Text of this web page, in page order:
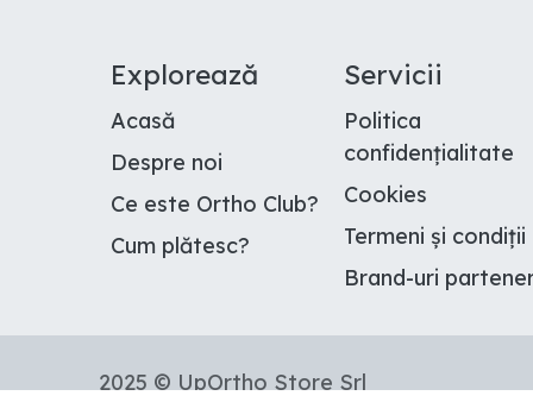
E​xplorează
Acasă
Despre noi
Ce este Ortho Club?
Cum plătesc?
Servicii
Politica
confidențialitate
Cookies
Termeni și condiții
Brand-uri
2025 © UpOrtho Store Srl